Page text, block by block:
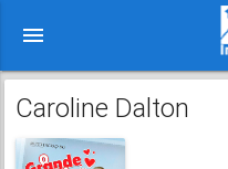
menu
Caroline Dalton